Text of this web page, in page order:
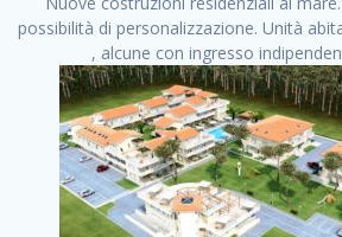
possibilità di personalizzazione. Unità
, alcune con ingresso